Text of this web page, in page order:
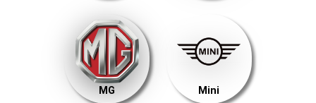
MG Mini